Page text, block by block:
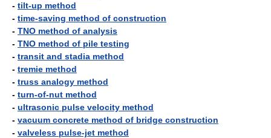
- tilt-up method
- time-saving method of construction
- TNO method of analysis
- TNO method of pile testing
- transit and stadia method
- tremie method
- truss analogy method
- turn-of-nut method
- ultrasonic pulse velocity method
- vacuum concrete method of bridge construction
- valveless pulse-jet method